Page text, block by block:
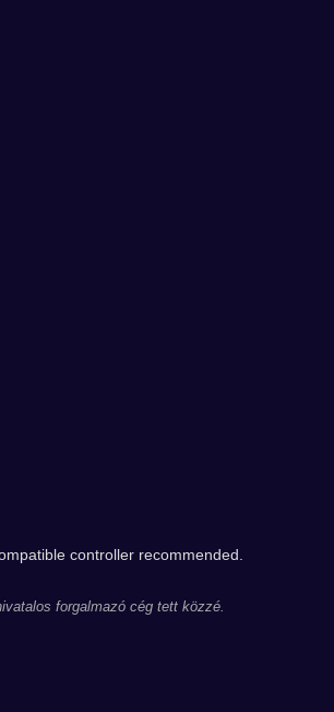
controller recommended.
forgalmazó cég tett közzé.